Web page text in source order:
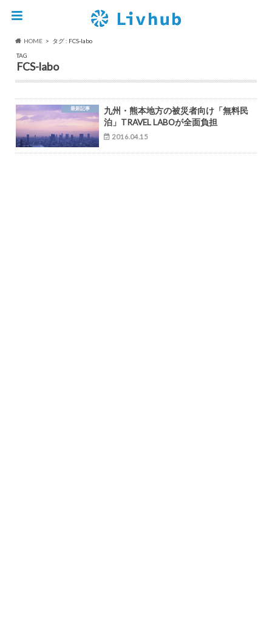
HOME
タグ : FCS-labo
TAG
FCS-labo
最新記事
九州・熊本地方の被災者向け「無料民
泊」TRAVEL LABOが全面負担
2016.04.15